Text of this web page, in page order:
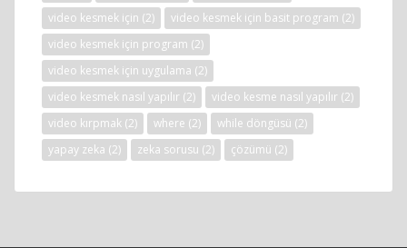
video kesmek için (2) video kesmek için basit program (2)
video kesmek için program (2)
video kesmek için uygulama (2)
video kesmek nasıl yapılır (2) video kesme nasıl yapılır (2)
video kırpmak (2) where (2) while döngüsü (2)
yapay zeka (2) zeka sorusu (2) çözümü (2)